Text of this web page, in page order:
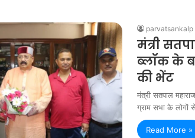
parvatsankalp
मंत्री
ब्लॉक के
की भेंट
मंत्री सतपाल
ग्राम सभा के लोगों
Read More »